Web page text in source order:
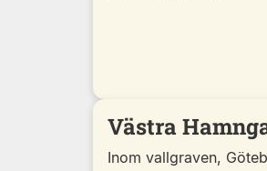
Västra
Inom vallgraven,